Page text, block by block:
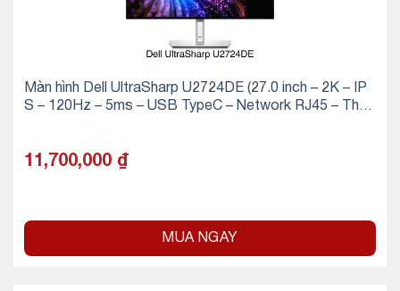
Màn hình Dell UltraSharp U2724DE (27.0 inch – 2K – IP
S – 120Hz – 5ms – USB TypeC – Network RJ45 – Thun
11,700,000 ₫
MUA NGAY